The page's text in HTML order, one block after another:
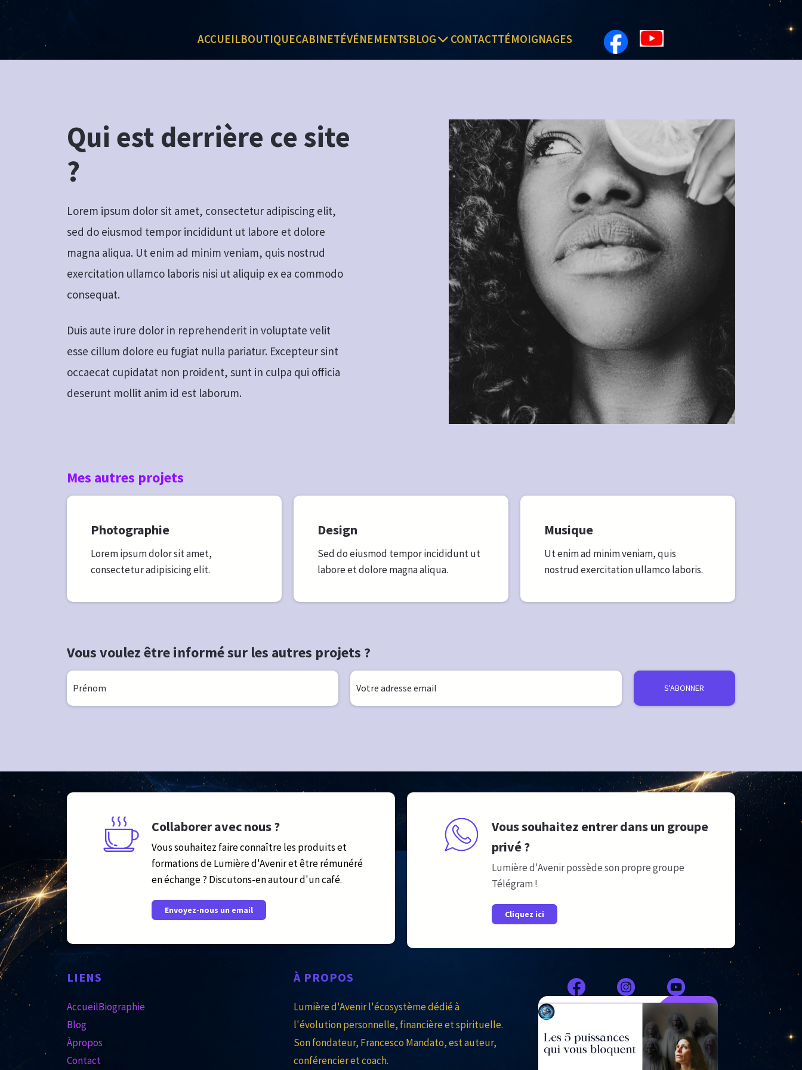
ACCUEILBOUTIQUECABINETÉVÉNEMENTSBLOG CONTACTTÉMOIGNAGES
Qui est derrière ce site
?
Lorem ipsum dolor sit amet, consectetur adipiscing elit,
sed do eiusmod tempor incididunt ut labore et dolore
magna aliqua. Ut enim ad minim veniam, quis nostrud
exercitation ullamco laboris nisi ut aliquip ex ea commodo
consequat.
Duis aute irure dolor in reprehenderit in voluptate velit
esse cillum dolore eu fugiat nulla pariatur. Excepteur sint
occaecat cupidatat non proident, sunt in culpa qui officia
deserunt mollit anim id est laborum.
Mes autres projets
Photographie
Lorem ipsum dolor sit amet,
consectetur adipisicing elit.
Design
Sed do eiusmod tempor incididunt ut
labore et dolore magna aliqua.
Musique
Ut enim ad minim veniam, quis
nostrud exercitation ullamco laboris.
Vous voulez être informé sur les autres projets ?
S'ABONNER
Collaborer avec nous ?
Vous souhaitez faire connaître les produits et
formations de Lumière d'Avenir et être rémunéré
en échange ? Discutons-en autour d'un café.
Envoyez-nous un email
Vous souhaitez entrer dans un groupe
privé ?
Lumière d'Avenir possède son propre groupe
Télégram !
Cliquez ici
LIENS
AccueilBiographie
Blog
Àpropos
Contact
ÀPROPOS
Lumière d'Avenir l'écosystème dédié à
l'évolution personnelle, financière et spirituelle.
Son fondateur, Francesco Mandato, est auteur,
conférencier et coach.